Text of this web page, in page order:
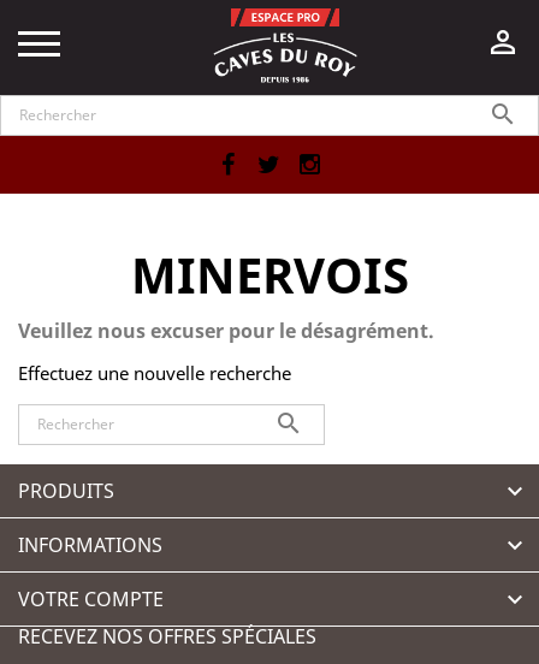


Facebook
MINERVOIS
Veuillez nous excuser pour le désagrément.
Effectuez une nouvelle recherche

PRODUITS 
INFORMATIONS 
VOTRE COMPTE 
RECEVEZ NOS OFFRES SPÉCIALES